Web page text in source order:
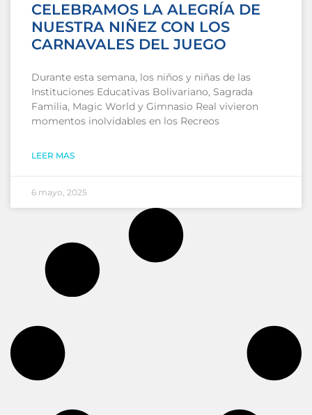
CELEBRAMOS LA ALEGRÍA DE
NUESTRA NIÑEZ CON LOS
CARNAVALES DEL JUEGO
Durante esta semana, los niños y niñas de las
Instituciones Educativas Bolivariano, Sagrada
Familia, Magic World y Gimnasio Real vivieron
momentos inolvidables en los Recreos
LEER MAS
6 mayo, 2025